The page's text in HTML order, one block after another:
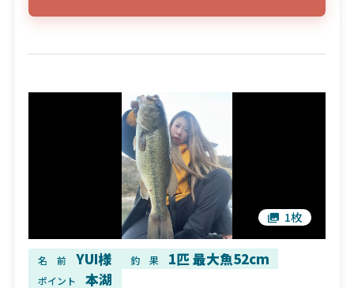
1枚
名 前 YUI様 釣 果 1匹 最大魚52cm
ポイント 本湖